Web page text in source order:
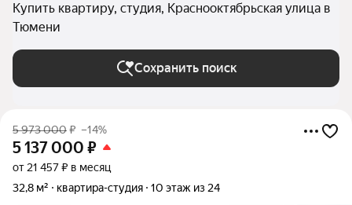
Купить квартиру, студия, Краснооктябрьская улица в
Тюмени
Сохранить поиск
5 973 000₽ –14%
5 137 000 ₽
от 21 457 ₽ в месяц
32,8 м²
квартира-студия 10 этаж из 24